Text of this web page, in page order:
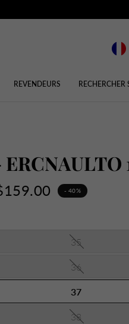
REVENDEURS RECHERCHER
- 40%
35
36
37
38